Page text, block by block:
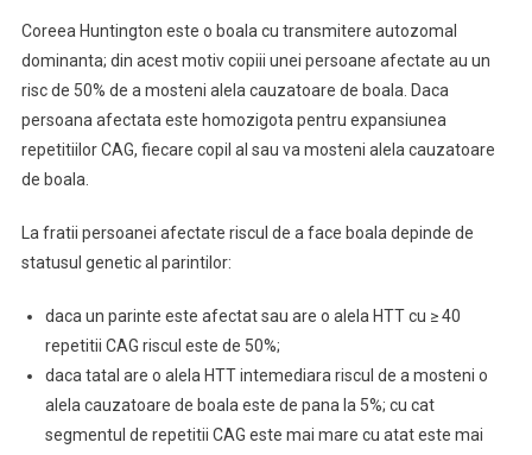
Coreea Huntington este o boala cu transmitere autozomal
dominanta; din acest motiv copiii unei persoane afectate au un
risc de 50% de a mosteni alela cauzatoare de boala. Daca
persoana afectata este homozigota pentru expansiunea
repetitiilor CAG, fiecare copil al sau va mosteni alela cauzatoare
de boala.
La fratii persoanei afectate riscul de a face boala depinde de
statusul genetic al parintilor:
daca un parinte este afectat sau are o alela HTT cu ≥ 40
repetitii CAG riscul este de 50%;
daca tatal are o alela HTT intemediara riscul de a mosteni o
alela cauzatoare de boala este de pana la 5%; cu cat
segmentul de repetitii CAG este mai mare cu atat este mai